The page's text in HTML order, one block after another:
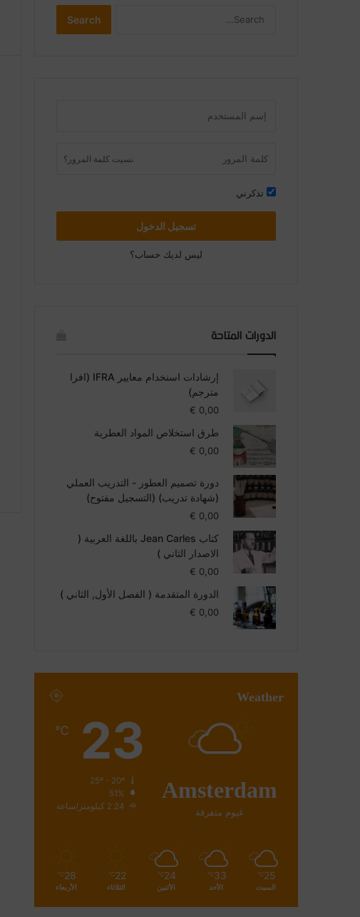
Search
نسيت كلمة المرور؟
تذكرني
تسجيل الدخول
ليس لديك حساب؟
الدورات المتاحة
إرشادات استخدام معايير IFRA (افرا
مترجم)
€ 0,00
طرق استخلاص المواد العطرية
€ 0,00
دورة تصميم العطور - التدريب العملي
(شهادة تدريب) (التسجيل مفتوح)
€ 0,00
كتاب Jean Carles باللغة العربية (
الاصدار الثاني )
€ 0,00
الدورة المتقدمة ( الفصل الأول, الثاني )
€ 0,00
Weather
Amsterdam
غيوم متفرقة
23
℃
51%
2.24 كيلومتر/ساعة
25
℃
السبت
33
℃
الأحد
24
℃
الأثنين
22
℃
الثلاثاء
28
℃
الأربعاء